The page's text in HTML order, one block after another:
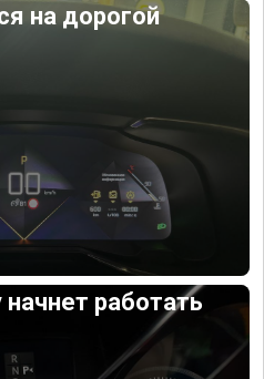
на дорогой
работать